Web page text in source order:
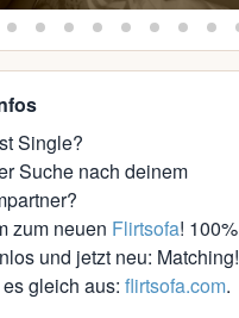
Single?
Suche nach deinem
zum neuen Flirtsofa! 100%
und jetzt neu: Matching!
gleich aus: flirtsofa.com.